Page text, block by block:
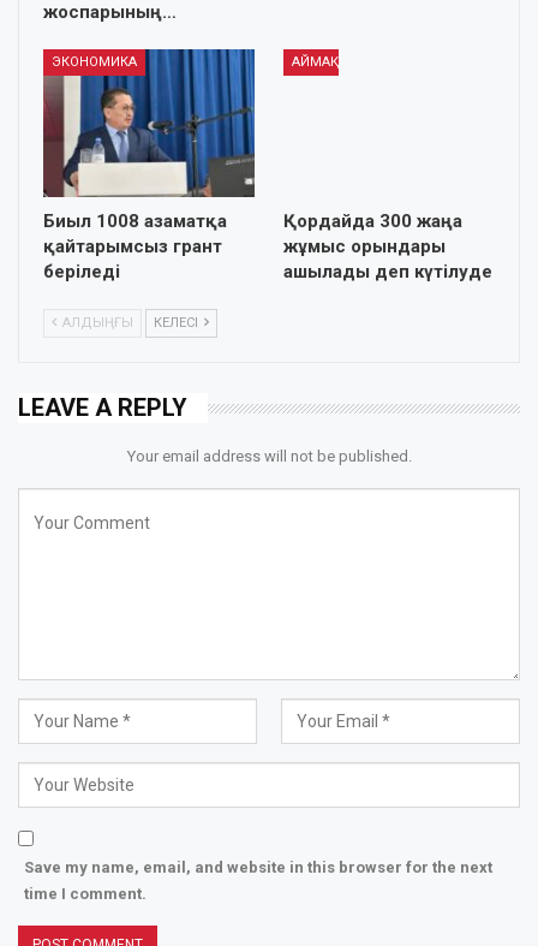
жоспарының…
ЭКОНОМИКА
Биыл 1008 азаматқа
қайтарымсыз грант
беріледі
АЙМАҚ
Қордайда 300 жаңа
жұмыс орындары
ашылады деп күтілуде
АЛДЫҢҒЫ КЕЛЕСІ
LEAVE A REPLY
Your email address will not be published.
Save my name, email, and website in this browser for the next
time I comment.